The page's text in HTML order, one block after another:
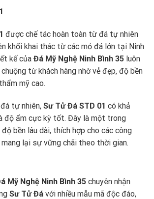
được chế tác hoàn toàn từ đá tự nhiên
khối khai thác từ các mỏ đá lớn tại Ninh
kế của Đá Mỹ Nghệ Ninh Bình 35 luôn
từ khách hàng nhờ vẻ đẹp, độ bền
mỹ cao.
tự nhiên, Sư Tử Đá STD 01 có khả
độ ẩm cực kỳ tốt. Đây là một trong
bền lâu dài, thích hợp cho các công
mang lại sự vững chãi theo thời gian.
Mỹ Nghệ Ninh Bình 35 chuyên nhận
Sư Tử Đá với nhiều mẫu mã độc đáo,